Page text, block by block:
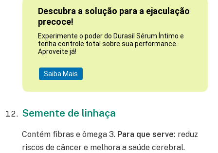
Descubra a solução para a ejaculação
precoce!
Experimente o poder do Durasil Sérum Íntimo e
tenha controle total sobre sua performance.
Aproveite já!
Saiba Mais
Semente de linhaça
Contém fibras e ômega 3. Para que serve: reduz
riscos de câncer e melhora a saúde cerebral.